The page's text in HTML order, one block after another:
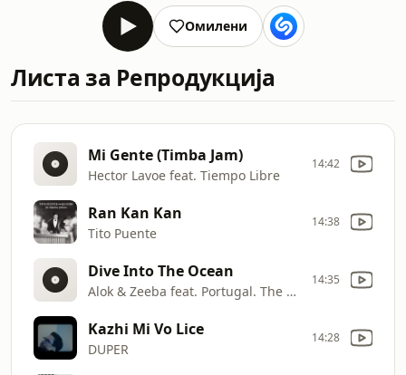
Омилени
Листа за Репродукција
Mi Gente (Timba Jam)
Hector Lavoe feat. Tiempo Libre
14:42
Ran Kan Kan
Tito Puente
14:38
Dive Into The Ocean
Alok & Zeeba feat. Portugal. The Man
14:35
Kazhi Mi Vo Lice
DUPER
14:28